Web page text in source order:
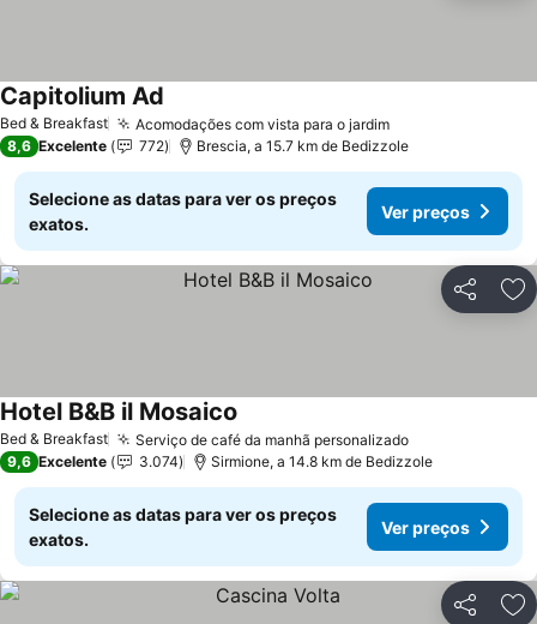
Bed & Breakfast Acomodações com vista para o jardimVer preços
Capitolium Ad
8,6 Excelente 772 Brescia, a 15.7 km de Bedizzole
Selecione as datas para ver os preços
exatos.
Ver preços
Partilhar
Bed & Breakfast Serviço de café da manhã personalizadoVer preços
Hotel B&B il Mosaico
9,6 Excelente 3.074 Sirmione, a 14.8 km de Bedizzole
Selecione as datas para ver os preços
exatos.
Ver preços
Partilhar